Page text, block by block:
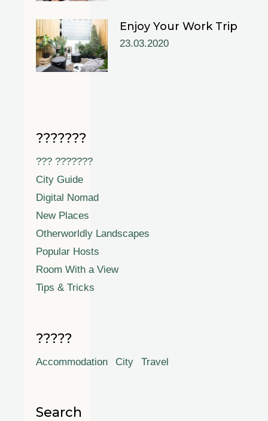
Enjoy Your Work Trip
23.03.2020
???????
??? ???????
City Guide
Digital Nomad
New Places
Otherworldly Landscapes
Popular Hosts
Room With a View
Tips & Tricks
?????
Accommodation City Travel
Search